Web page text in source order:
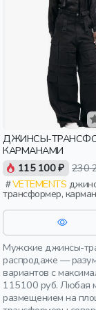
ДЖИНСЫ-
КАРМАНАМИ
115 100 ₽ 230
VETEMENTS
трансформер,
мужчины, взрослые
Мужские джинсы-
распродаже —
вариантов с
115100 руб. Любая
размещением на